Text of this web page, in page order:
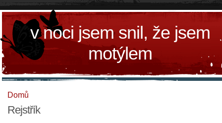
v noci jsem snil, že jsem
motýlem
Domů
Rejstřík